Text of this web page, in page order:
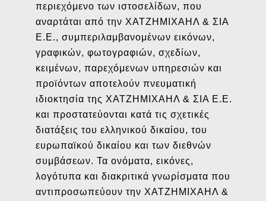
περιεχόμενο των ιστοσελίδων, που
αναρτάται από την ΧΑΤΖΗΜΙΧΑΗΛ & ΣΙΑ
Ε.Ε., συμπεριλαμβανομένων εικόνων,
γραφικών, φωτογραφιών, σχεδίων,
κειμένων, παρεχόμενων υπηρεσιών και
προϊόντων αποτελούν πνευματική
ιδιοκτησία της ΧΑΤΖΗΜΙΧΑΗΛ & ΣΙΑ Ε.Ε.
και προστατεύονται κατά τις σχετικές
διατάξεις του ελληνικού δικαίου, του
ευρωπαϊκού δικαίου και των διεθνών
συμβάσεων. Τα ονόματα, εικόνες,
λογότυπα και διακριτικά γνωρίσματα που
αντιπροσωπεύουν την ΧΑΤΖΗΜΙΧΑΗΛ &